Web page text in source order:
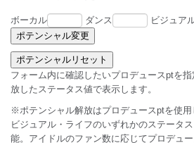
ボーカル ダンス ビジュア
フォーム内に確認したいプロデュースptを
放したステータス値で表示します。
※ポテンシャル解放はプロデュースptを使用
ビジュアル・ライフのいずれかのステータ
能。アイドルのファン数に応じてプロデュ